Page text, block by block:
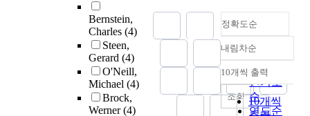
Bernstein,
Charles (4)
Steen,
Gerard (4)
O'Neill,
Michael (4)
Brock,
Werner(4)
정확도순
정확도
순
인기도
순
연도순
내림차순
내림차순
10개씩 출력
10개씩
조회